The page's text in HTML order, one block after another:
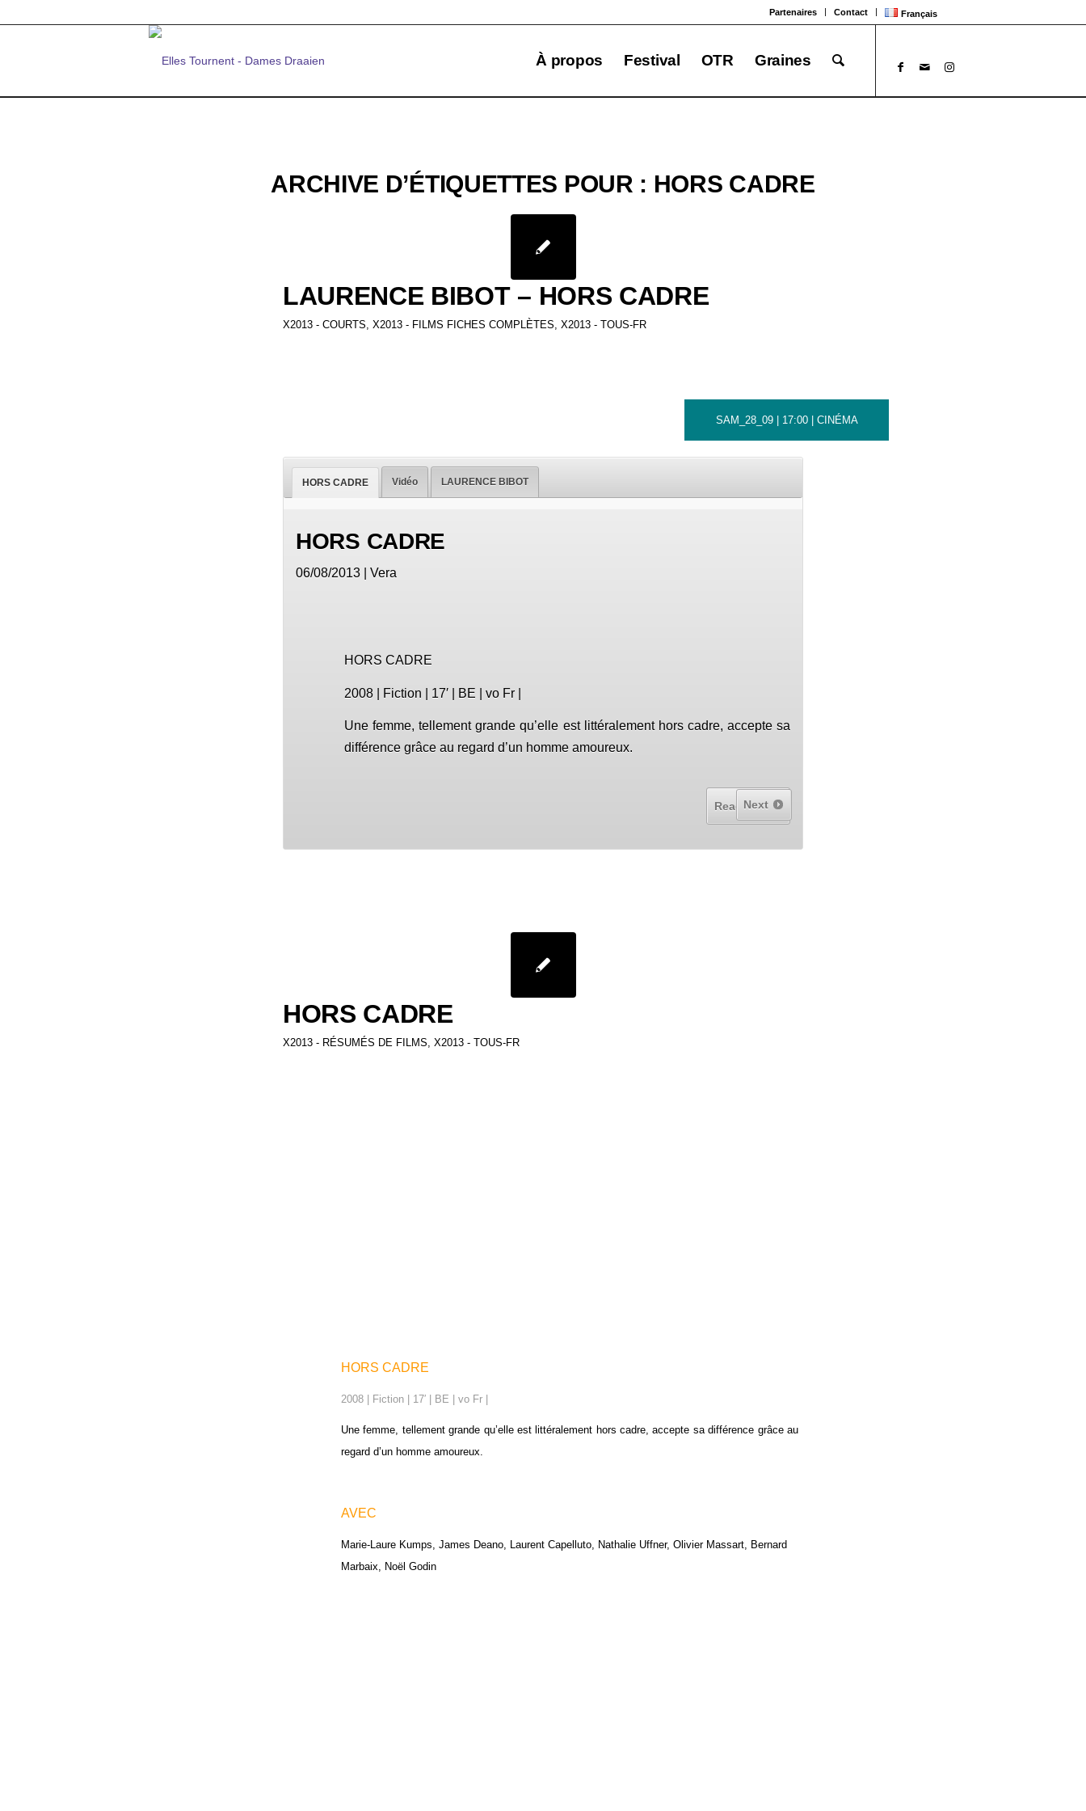
Partenaires Contact Français
À propos Festival OTR Graines
ARCHIVE D’ÉTIQUETTES POUR : HORS CADRE
LAURENCE BIBOT – HORS CADRE
X2013 - COURTS, X2013 - FILMS FICHES COMPLÈTES, X2013 - TOUS-FR
SAM_28_09 | 17:00 | CINÉMA
HORS CADRE Vidéo LAURENCE BIBOT
HORS CADRE
06/08/2013 | Vera
HORS CADRE
2008 | Fiction | 17′ | BE | vo Fr |
Une femme, tellement grande qu’elle est littéralement hors cadre, accepte sa
différence grâce au regard d’un homme amoureux.
Read More...
Next
HORS CADRE
X2013 - RÉSUMÉS DE FILMS, X2013 - TOUS-FR
HORS CADRE
2008 | Fiction | 17′ | BE | vo Fr |
Une femme, tellement grande qu’elle est littéralement hors cadre, accepte sa différence grâce au
regard d’un homme amoureux.
AVEC
Marie-Laure Kumps, James Deano, Laurent Capelluto, Nathalie Uffner, Olivier Massart, Bernard
Marbaix, Noël Godin